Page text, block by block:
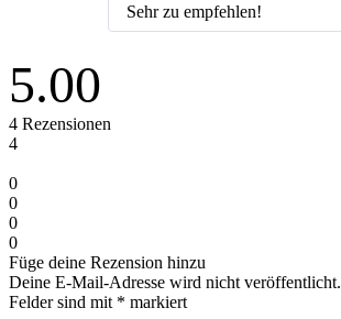
Sehr zu empfehlen!
5.00
4 Rezensionen
4
0
0
0
0
Füge deine Rezension hinzu
Deine E-Mail-Adresse wird nicht veröffentlicht.
Felder sind mit * markiert